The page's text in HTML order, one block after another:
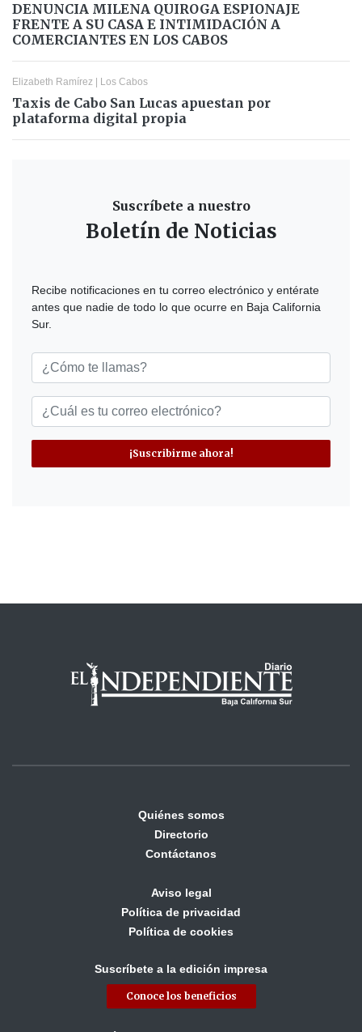
DENUNCIA MILENA QUIROGA ESPIONAJE
FRENTE A SU CASA E INTIMIDACIÓN A
COMERCIANTES EN LOS CABOS
Elizabeth Ramírez Los Cabos
Taxis de Cabo San Lucas apuestan por
plataforma digital propia
Suscríbete a nuestro
Boletín de Noticias
Recibe notificaciones en tu correo electrónico y entérate
antes que nadie de todo lo que ocurre en Baja California
Sur.
¡Suscribirme ahora!
Quiénes somos
Directorio
Contáctanos
Aviso legal
Política de privacidad
Política de cookies
Suscríbete a la edición impresa
Conoce los beneficios